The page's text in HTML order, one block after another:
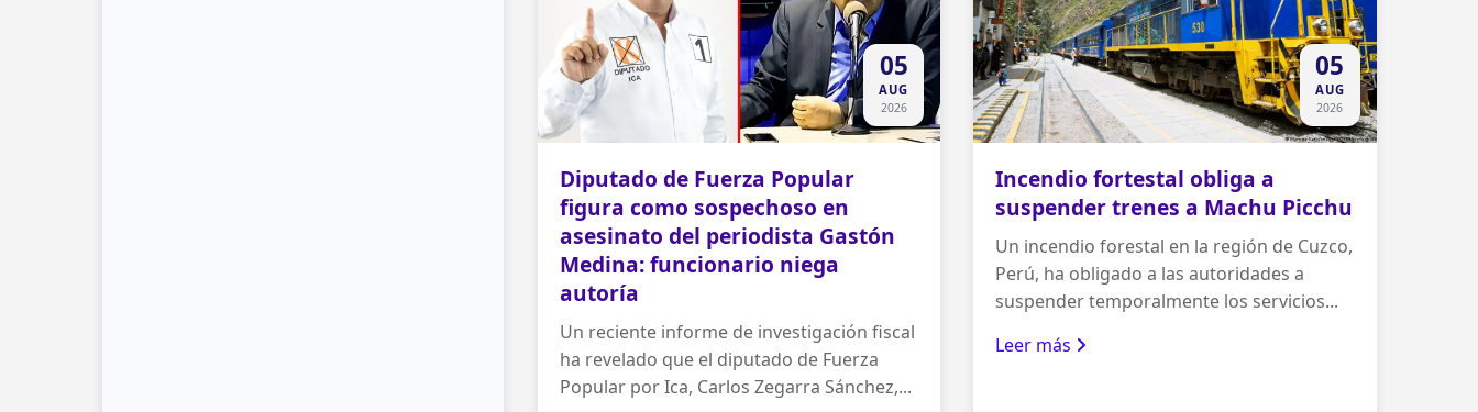
05
AUG
2026
Diputado de Fuerza Popular
figura como sospechoso en
asesinato del periodista Gastón
Medina: funcionario niega
autoría
Un reciente informe de investigación fiscal
ha revelado que el diputado de Fuerza
Popular por Ica, Carlos Zegarra Sánchez,...
05
AUG
2026
Incendio fortestal obliga a
suspender trenes a Machu Picchu
Un incendio forestal en la región de Cuzco,
Perú, ha obligado a las autoridades a
suspender temporalmente los servicios...
Leer más